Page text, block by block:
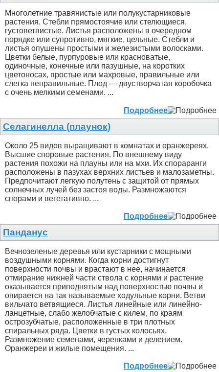
Многолетние травянистые или полукустарниковые
растения. Стебли прямостоячие или стелющиеся,
густоветвистые. Листья расположены в очередном
порядке или супротивно, мягкие, цельные. Стебли и
листья опушены простыми и железистыми волосками.
Цветки белые, пурпуровые или красноватые,
одиночные, конечные или пазушные, на коротких
цветоносах, простые или махровые, правильные или
слегка неправильные. Плод — двустворчатая коробочка
с очень мелкими семенами. ...
Подробнее
Селагинелла (плаунок)
Около 25 видов выращивают в комнатах и оранжереях.
Высшие споровые растения. По внешнему виду
растения похожи на плауны или на мхи. Их спораранги
расположены в пазухах верхних листьев и малозаметны.
Предпочитают легкую полутень с защитой от прямых
солнечных лучей без застоя воды. Размножаются
спорами и вегетативно. ...
Подробнее
Панданус
Вечнозеленые деревья или кустарники с мощными
воздушными корнями. Когда корни достигнут
поверхности почвы и врастают в нее, начинается
отмирание нижней части ствола с корнями и растение
оказывается приподнятым над поверхностью почвы и
опирается на так называемые ходульные корни. Ветви
вильчато ветвящиеся. Листья линейные или линейно-
ланцетные, слабо желобчатые с килем, по краям
острозубчатые, расположенные в три плотных
спиральных ряда. Цветки в густых колосьях.
Размножение семенами, черенками и делением.
Оранжереи и жилые помещения. ...
Подробнее